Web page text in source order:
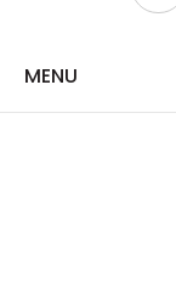
MENU